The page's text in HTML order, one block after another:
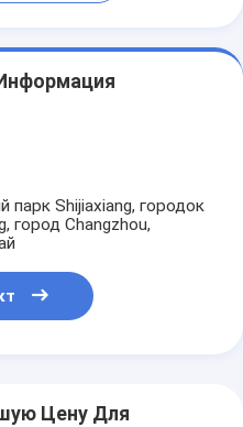
Shijiaxiang, городок
город Changzhou,
Цену Для